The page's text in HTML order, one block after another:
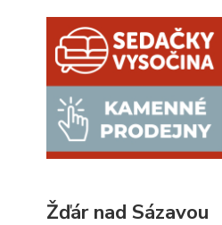
Žďár nad Sázavou